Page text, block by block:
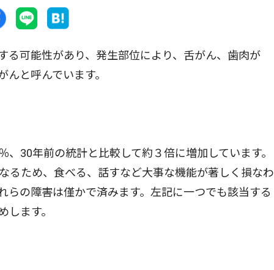
可能性があり、発生部位により、舌がん、歯肉が
と呼んでいます。
30年前の統計と比較して約３倍に増加しています。
るため、食べる、話すなど大事な機能が著しく損なわ
の障害は僅かで済みます。左記に一つでも該当する
ます。